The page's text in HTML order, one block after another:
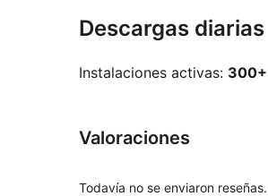
Descargas diarias
Instalaciones activas: 300+
Valoraciones
Todavía no se enviaron reseñas.